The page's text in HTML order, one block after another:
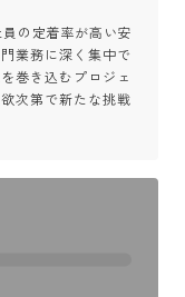
の定着率が高い安
業務に深く集中で
巻き込むプロジェ
次第で新たな挑戦